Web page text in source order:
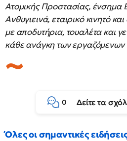
Ατομικής Προστασίας, ένσημα
Ανθυγιεινά, εταιρικό κινητό
με αποδυτήρια, τουαλέτα και
κάθε ανάγκη των εργαζόμενων
0 Δείτε τα
Όλες οι σημαντικές